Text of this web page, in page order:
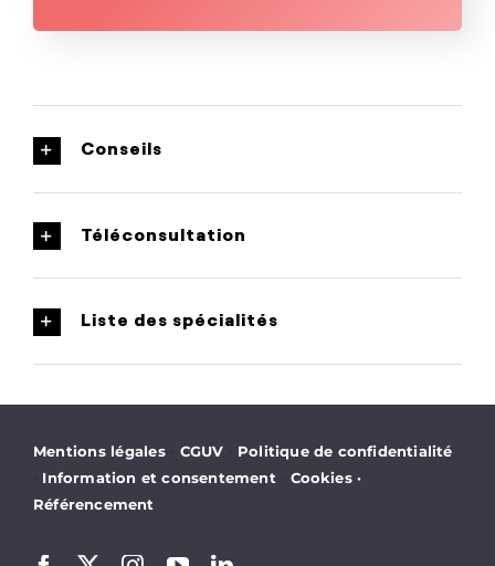
Conseils
Téléconsultation
Liste des spécialités
Mentions légales CGUV Politique de confidentialité
Information et consentement Cookies·
Référencement